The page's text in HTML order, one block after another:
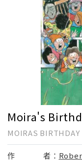
Moira's
MOIRAS BIRTHDAY
作 者：